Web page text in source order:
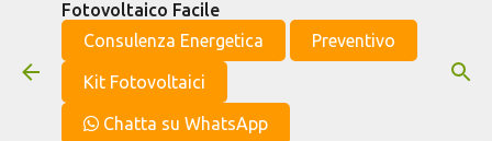
Passa ai contenuti principali
Fotovoltaico Facile
Consulenza Energetica
Preventivo
Kit Fotovoltaici
Chatta su WhatsApp